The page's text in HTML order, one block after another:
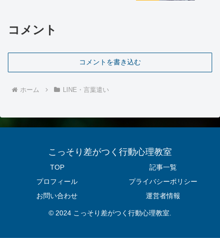
コメント
コメントを書き込む
ホーム LINE・言葉遣い
こっそり差がつく行動心理教室
TOP
記事一覧
プロフィール
プライバシーポリシー
お問い合わせ
運営者情報
© 2024 こっそり差がつく行動心理教室.